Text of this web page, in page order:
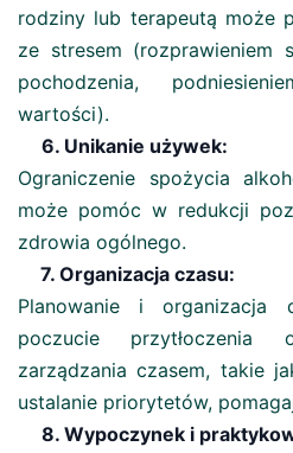
rodziny lub terapeutą może
ze stresem (rozprawieniem
pochodzenia,
wartości).
6. Unikanie używek:
Ograniczenie spożycia
może pomóc w redukcji
zdrowia ogólnego.
7. Organizacja czasu:
Planowanie i organizacja
poczucie przytłoczenia
zarządzania czasem, takie
ustalanie priorytetów,
8. Wypoczynek i